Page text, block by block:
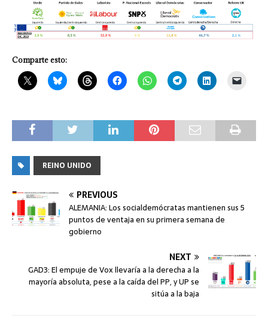
Comparte esto:
REINO UNIDO
PREVIOUS
ALEMANIA: Los socialdemócratas mantienen sus 5
puntos de ventaja en su primera semana de
gobierno
NEXT
GAD3: El empuje de Vox llevaría a la derecha a la
mayoría absoluta, pese a la caída del PP, y UP se
sitúa a la baja